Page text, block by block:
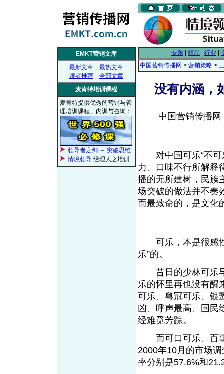
EMKT营销文库
最新文章
最热文章
读者推荐
全部文章
麦肯特培训课程
麦肯特提供优秀的营销与管
理培训课程、内训与咨询：
领导者之剑 － 突破思维
情境领导 经理人之培训
专题 精品 行业
中国营销传播网 > 营销策略 >
没有内涵，
中国营销传播
对中国可乐“不可
力、口味不行所解释
播的无所建树，民族
场突破的做法并不奏
而最致命的，是文
可乐，本是很感性
乐”的。
昔日的少林可乐早
乐的怀里再也没有醒
可乐、粤冠可乐、
凶、呼声最高、国民
经难觅芳踪。
而可口可乐、百事
2000年10月的市场
率分别是57.6%和